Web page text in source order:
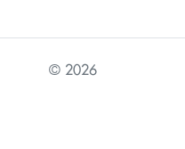
© 2026